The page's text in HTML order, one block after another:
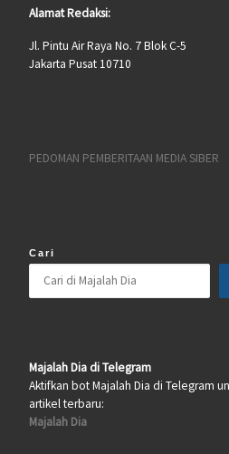
Alamat Redaksi:
Jl. Pintu Air Raya No. 7 Blok C-5
Jakarta Pusat 10710
PEDOMAN PEMBERITAAN MEDIA SIBER
Cari
Majalah Dia di Telegram
Aktifkan bot Majalah Dia di Telegram
artikel terbaru:
Majalah Dia